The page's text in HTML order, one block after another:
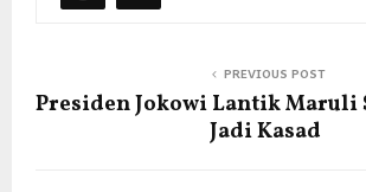
PREVIOUS POST
Presiden Jokowi Lantik Maruli
Jadi Kasad